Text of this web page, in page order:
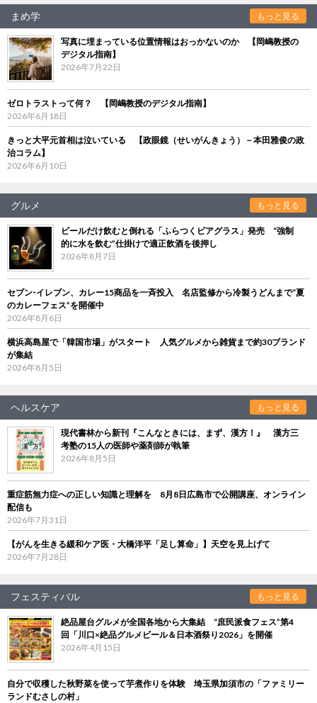
まめ学 もっと見る
写真に埋まっている位置情報はおっかないのか 【岡嶋教授の
デジタル指南】
2026年7月22日
ゼロトラストって何？ 【岡嶋教授のデジタル指南】
2026年6月18日
きっと大平元首相は泣いている 【政眼鏡（せいがんきょう）－本田雅俊の政
治コラム】
2026年6月10日
グルメ もっと見る
ビールだけ飲むと倒れる「ふらつくビアグラス」発売 “強制
的に水を飲む”仕掛けで適正飲酒を後押し
2026年8月7日
セブン‐イレブン、カレー15商品を一斉投入 名店監修から冷製うどんまで“夏
のカレーフェス”を開催中
2026年8月6日
横浜高島屋で「韓国市場」がスタート 人気グルメから雑貨まで約30ブランド
が集結
2026年8月5日
ヘルスケア もっと見る
現代書林から新刊『こんなときには、まず、漢方！』 漢方三
考塾の15人の医師や薬剤師が執筆
2026年8月5日
重症筋無力症への正しい知識と理解を 8月8日広島市で公開講座、オンライン
配信も
2026年7月31日
【がんを生きる緩和ケア医・大橋洋平「足し算命」】天空を見上げて
2026年7月28日
フェスティバル もっと見る
絶品屋台グルメが全国各地から大集結 “庶民派食フェス”第4
回「川口×絶品グルメビール＆日本酒祭り2026」を開催
2026年4月15日
自分で収穫した秋野菜を使って芋煮作りを体験 埼玉県加須市の「ファミリー
ランドむさしの村」